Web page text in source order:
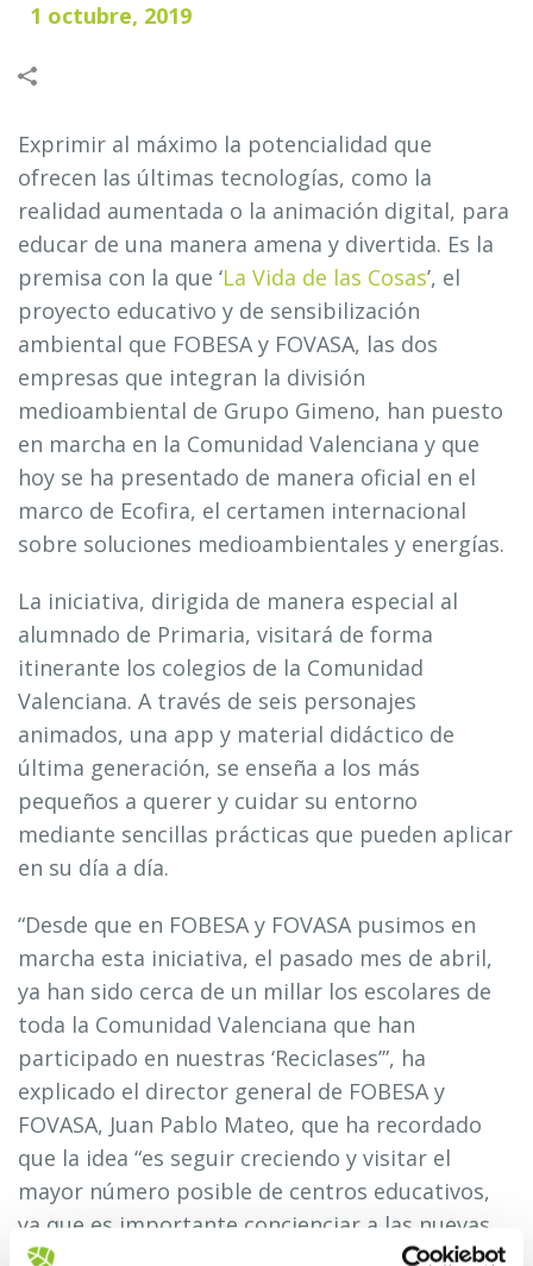
1 octubre, 2019
Exprimir al máximo la potencialidad que
ofrecen las últimas tecnologías, como la
realidad aumentada o la animación digital, para
educar de una manera amena y divertida. Es la
premisa con la que ‘La Vida de las Cosas’, el
proyecto educativo y de sensibilización
ambiental que FOBESA y FOVASA, las dos
empresas que integran la división
medioambiental de Grupo Gimeno, han puesto
en marcha en la Comunidad Valenciana y que
hoy se ha presentado de manera oficial en el
marco de Ecofira, el certamen internacional
sobre soluciones medioambientales y energías.
La iniciativa, dirigida de manera especial al
alumnado de Primaria, visitará de forma
itinerante los colegios de la Comunidad
Valenciana. A través de seis personajes
animados, una app y material didáctico de
última generación, se enseña a los más
pequeños a querer y cuidar su entorno
mediante sencillas prácticas que pueden aplicar
en su día a día.
“Desde que en FOBESA y FOVASA pusimos en
marcha esta iniciativa, el pasado mes de abril,
ya han sido cerca de un millar los escolares de
toda la Comunidad Valenciana que han
participado en nuestras ‘Reciclases’”, ha
explicado el director general de FOBESA y
FOVASA, Juan Pablo Mateo, que ha recordado
que la idea “es seguir creciendo y visitar el
mayor número posible de centros educativos,
ya que es importante concienciar a las nuevas
generaciones, que son el futuro, de la necesidad